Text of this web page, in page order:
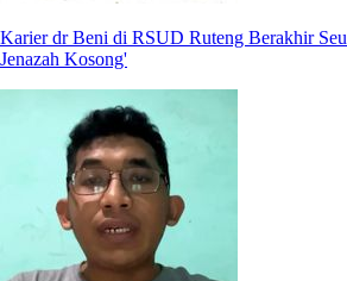
Karier dr Beni di RSUD Ruteng Berakhir
Jenazah Kosong'